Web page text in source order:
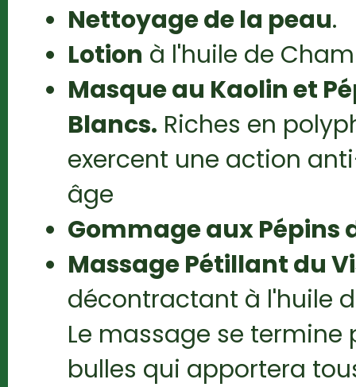
Nettoyage de la peau.
Lotion à l'huile de
Masque au Kaolin et
Blancs. Riches en
exercent une action
âge
Gommage aux Pépins
Massage Pétillant du
décontractant à l'huile
Le massage se termine
bulles qui apportera